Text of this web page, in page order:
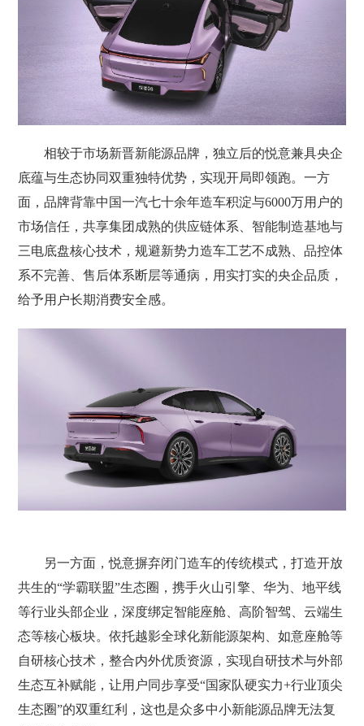
相较于市场新晋新能源品牌，独立后的悦意兼具央企
底蕴与生态协同双重独特优势，实现开局即领跑。一方
面，品牌背靠中国一汽七十余年造车积淀与6000万用户的
市场信任，共享集团成熟的供应链体系、智能制造基地与
三电底盘核心技术，规避新势力造车工艺不成熟、品控体
系不完善、售后体系断层等通病，用实打实的央企品质，
给予用户长期消费安全感。
另一方面，悦意摒弃闭门造车的传统模式，打造开放
共生的“学霸联盟”生态圈，携手火山引擎、华为、地平线
等行业头部企业，深度绑定智能座舱、高阶智驾、云端生
态等核心板块。依托越影全球化新能源架构、如意座舱等
自研核心技术，整合内外优质资源，实现自研技术与外部
生态互补赋能，让用户同步享受“国家队硬实力+行业顶尖
生态圈”的双重红利，这也是众多中小新能源品牌无法复